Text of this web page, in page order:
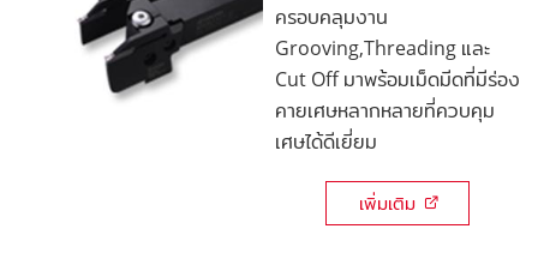
ครอบคลุมงาน
Grooving,Threading และ
Cut Off มาพร้อมเม็ดมีดที่มีร่อง
คายเศษหลากหลายที่ควบคุม
เศษได้ดีเยี่ยม
เพิ่มเติม